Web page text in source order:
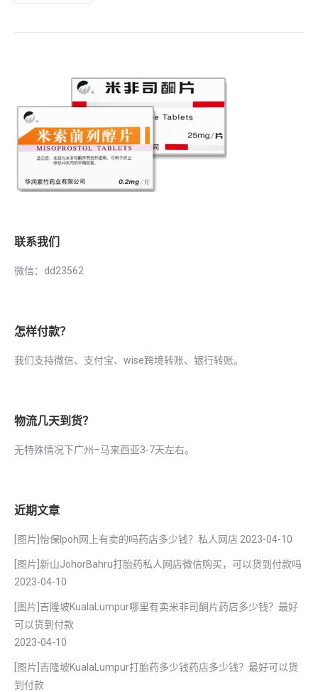
联系我们
微信：dd23562
怎样付款？
我们支持微信、支付宝、wise跨境转账、银行转账。
物流几天到货？
无特殊情况下广州–马来西亚3-7天左右。
近期文章
[图片]怡保lpoh网上有卖的吗药店多少钱？私人网店 2023-04-10
[图片]新山JohorBahru打胎药私人网店微信购买，可以货到付款吗
2023-04-10
[图片]吉隆坡KualaLumpur哪里有卖米非司酮片药店多少钱？最好
可以货到付款
2023-04-10
[图片]吉隆坡KualaLumpur打胎药多少钱药店多少钱？最好可以货
到付款